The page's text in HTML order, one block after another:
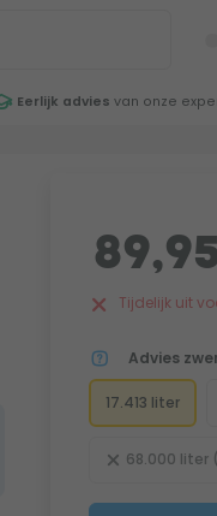
Eerlijk advies van onze
Tijdelijk uit
Advies
17.413 liter
68.000 liter